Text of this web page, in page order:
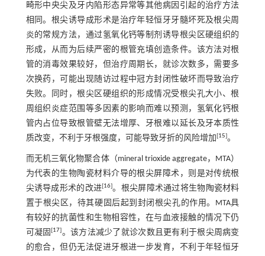
畸形中央尖及牙内陷形态异常等其他病因引起的治疗方法
相同。根尖诱导成形术是治疗年轻恒牙牙髓坏死及根尖周
炎的常规方法，通过氢氧化钙等制剂诱导根尖区硬组织的
形成，从而为后续严密的根管充填创造条件。该方法对根
管的消毒效果较好，但治疗周期长，就诊次数多，需要多
次换药，可能出现随访过程中冠方封闭性破坏而导致治疗
失败。同时，根尖区硬组织的形成情况受根尖孔大小、根
周组织炎症范围等多因素的影响而难以预测，氢氧化钙根
管内占位导致根管壁无法增厚、牙根难以延长及牙本质性
质改变，不利于牙根强度，可能导致牙折的风险增加 [15]。
而无机三氧化物聚合体（mineral trioxide aggregate，MTA）
为代表的生物陶瓷材料介导的根尖屏障术，则是对传统根
尖诱导成形术的改进[16]。根尖屏障术通过将生物陶瓷材料
置于根尖区，待其硬固后起到封闭根尖孔的作用。MTA具
有较好的抗菌性和生物相容性，在与血液接触的情况下仍
可凝固[17]。该方法减少了就诊次数且更有利于根尖周病变
的愈合，但仍无法促进牙根进一步发育，不利于年轻恒牙